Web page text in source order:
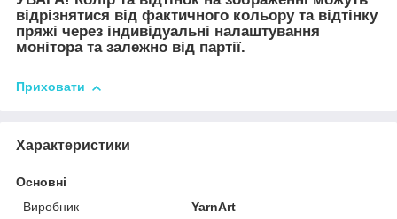
відрізнятися від фактичного кольору та відтінку
пряжі через індивідуальні налаштування
монітора та залежно від партії.
Приховати
Характеристики
Основні
Виробник
YarnArt